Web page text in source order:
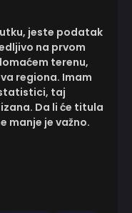
jeste podatak
na prvom
terenu,
regiona. Imam
taj
Da li će titula
manje je važno.